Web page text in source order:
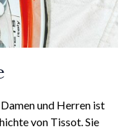
und Herren ist
von Tissot. Sie